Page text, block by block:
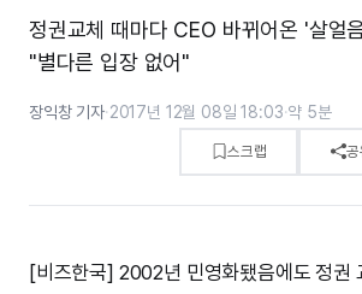
정권교체 때마다 CEO 바뀌어온 '살얼
"별다른 입장 없어"
장익창 기자·2017년 12월 08일 18:03·약 5분
스크랩 공
[비즈한국] 2002년 민영화됐음에도 정권